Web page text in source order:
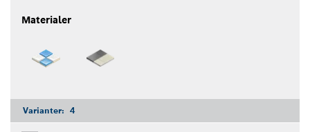
Materialer
Varianter: 4